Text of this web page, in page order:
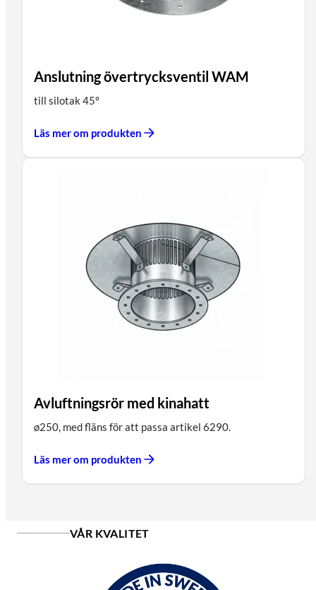
Anslutning övertrycksventil WAM
till silotak 45°
Läs mer om produkten
Avluftningsrör med kinahatt
ø250, med fläns för att passa artikel 6290.
Läs mer om produkten
VÅR KVALITET